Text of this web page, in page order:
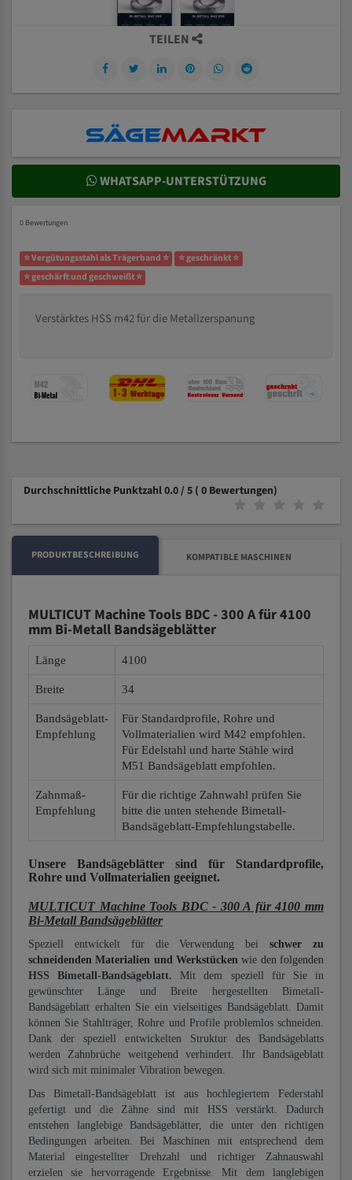
TEILEN
WHATSAPP-UNTERSTÜTZUNG
0 Bewertungen
⭐ Vergütungsstahl als Trägerband ⭐
⭐ geschränkt ⭐
⭐ geschärft und geschweißt ⭐
Verstärktes HSS m42 für die Metallzerspanung
Durchschnittliche Punktzahl 0.0 / 5 ( 0 Bewertungen)
PRODUKTBESCHREIBUNG KOMPATIBLE MASCHINEN
MULTICUT Machine Tools BDC - 300 A für 4100
mm Bi-Metall Bandsägeblätter
Länge 4100
Breite 34
Bandsägeblatt-
Empfehlung
Für Standardprofile, Rohre und
Vollmaterialien wird M42 empfohlen.
Für Edelstahl und harte Stähle wird
M51 Bandsägeblatt empfohlen.
Zahnmaß-
Empfehlung
Für die richtige Zahnwahl prüfen Sie
bitte die unten stehende Bimetall-
Bandsägeblatt-Empfehlungstabelle.
Unsere Bandsägeblätter sind für Standardprofile,
Rohre und Vollmaterialien geeignet.
MULTICUT Machine Tools BDC - 300 A für 4100 mm
Bi-Metall Bandsägeblätter
Speziell entwickelt für die Verwendung beischwer zu
schneidenden Materialien und Werkstücken wie den folgenden
HSS Bimetall-Bandsägeblatt. Mit dem speziell für Sie in
gewünschter Länge und Breite hergestellten Bimetall-
Bandsägeblatt erhalten Sie ein vielseitiges Bandsägeblatt. Damit
können Sie Stahlträger, Rohre und Profile problemlos schneiden.
Dank der speziell entwickelten Struktur des Bandsägeblatts
werden Zahnbrüche weitgehend verhindert. Ihr Bandsägeblatt
wird sich mit minimaler Vibration bewegen.
Das Bimetall-Bandsägeblatt ist aus hochlegiertem Federstahl
gefertigt und die Zähne sind mit HSS verstärkt. Dadurch
entstehen langlebige Bandsägeblätter, die unter den richtigen
Bedingungen arbeiten. Bei Maschinen mit entsprechend dem
Material eingestellter Drehzahl und richtiger Zahnauswahl
erzielen sie hervorragende Ergebnisse. Mit dem langlebigen